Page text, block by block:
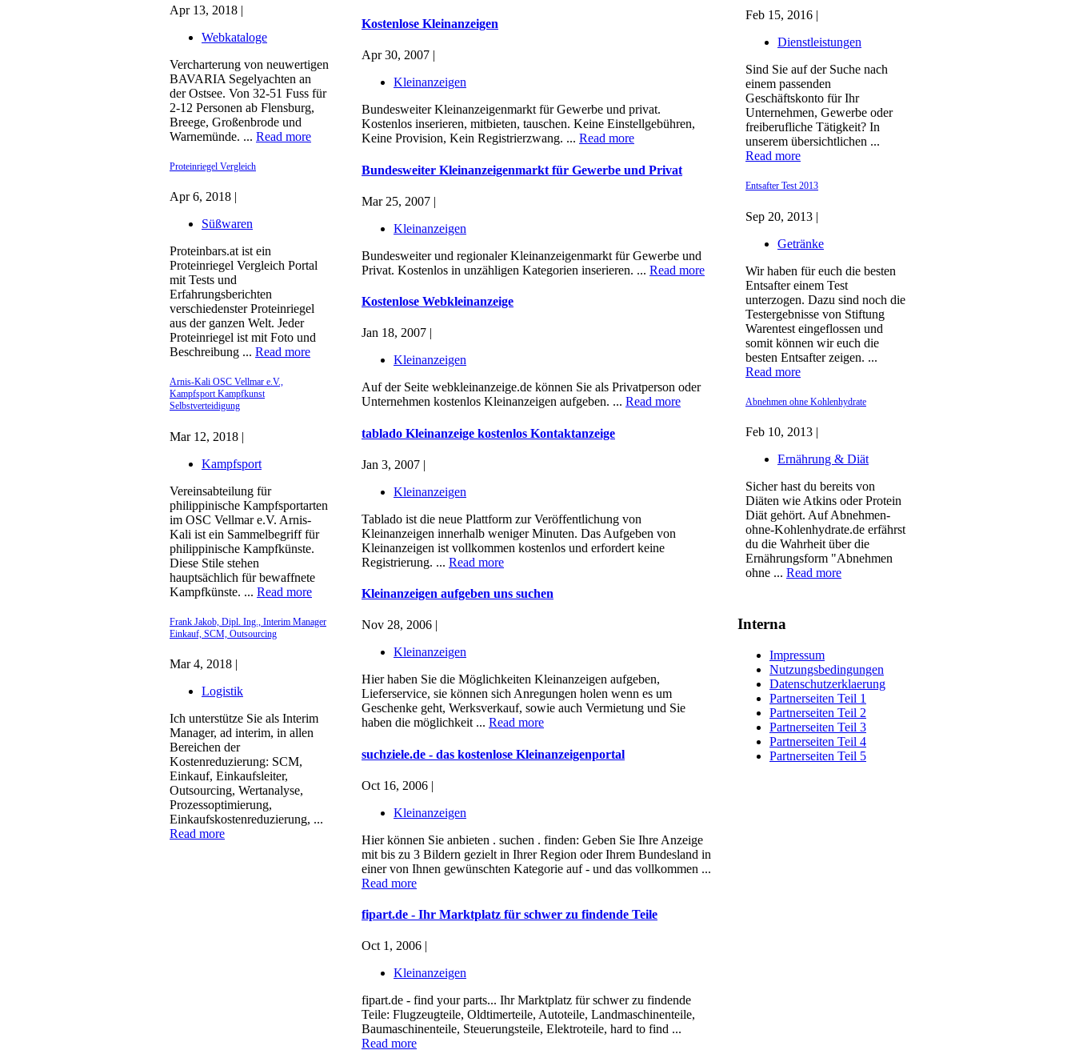
Apr 13, 2018 |
Webkataloge
Vercharterung von neuwertigen
BAVARIA Segelyachten an
der Ostsee. Von 32-51 Fuss für
2-12 Personen ab Flensburg,
Breege, Großenbrode und
Warnemünde. ... Read more
Proteinriegel Vergleich
Apr 6, 2018 |
Süßwaren
Proteinbars.at ist ein
Proteinriegel Vergleich Portal
mit Tests und
Erfahrungsberichten
verschiedenster Proteinriegel
aus der ganzen Welt. Jeder
Proteinriegel ist mit Foto und
Beschreibung ... Read more
Arnis-Kali OSC Vellmar e.V.,
Kampfsport Kampfkunst
Selbstverteidigung
Mar 12, 2018 |
Kampfsport
Vereinsabteilung für
philippinische Kampfsportarten
im OSC Vellmar e.V. Arnis-
Kali ist ein Sammelbegriff für
philippinische Kampfkünste.
Diese Stile stehen
hauptsächlich für bewaffnete
Kampfkünste. ... Read more
Frank Jakob, Dipl. Ing., Interim Manager
Einkauf, SCM, Outsourcing
Mar 4, 2018 |
Logistik
Ich unterstütze Sie als Interim
Manager, ad interim, in allen
Bereichen der
Kostenreduzierung: SCM,
Einkauf, Einkaufsleiter,
Outsourcing, Wertanalyse,
Prozessoptimierung,
Einkaufskostenreduzierung, ...
Read more
Feb 15, 2016 |
Dienstleistungen
Sind Sie auf der Suche nach
einem passenden
Geschäftskonto für Ihr
Unternehmen, Gewerbe oder
freiberufliche Tätigkeit? In
unserem übersichtlichen ...
Read more
Entsafter Test 2013
Sep 20, 2013 |
Getränke
Wir haben für euch die besten
Entsafter einem Test
unterzogen. Dazu sind noch die
Testergebnisse von Stiftung
Warentest eingeflossen und
somit können wir euch die
besten Entsafter zeigen. ...
Read more
Abnehmen ohne Kohlenhydrate
Feb 10, 2013 |
Ernährung & Diät
Sicher hast du bereits von
Diäten wie Atkins oder Protein
Diät gehört. Auf Abnehmen-
ohne-Kohlenhydrate.de erfährst
du die Wahrheit über die
Ernährungsform "Abnehmen
ohne ... Read more
Interna
Impressum
Nutzungsbedingungen
Datenschutzerklaerung
Partnerseiten Teil 1
Partnerseiten Teil 2
Partnerseiten Teil 3
Partnerseiten Teil 4
Partnerseiten Teil 5
Kostenlose Kleinanzeigen
Apr 30, 2007 |
Kleinanzeigen
Bundesweiter Kleinanzeigenmarkt für Gewerbe und privat.
Kostenlos inserieren, mitbieten, tauschen. Keine Einstellgebühren,
Keine Provision, Kein Registrierzwang. ... Read more
Bundesweiter Kleinanzeigenmarkt für Gewerbe und Privat
Mar 25, 2007 |
Kleinanzeigen
Bundesweiter und regionaler Kleinanzeigenmarkt für Gewerbe und
Privat. Kostenlos in unzähligen Kategorien inserieren. ... Read more
Kostenlose Webkleinanzeige
Jan 18, 2007 |
Kleinanzeigen
Auf der Seite webkleinanzeige.de können Sie als Privatperson oder
Unternehmen kostenlos Kleinanzeigen aufgeben. ... Read more
tablado Kleinanzeige kostenlos Kontaktanzeige
Jan 3, 2007 |
Kleinanzeigen
Tablado ist die neue Plattform zur Veröffentlichung von
Kleinanzeigen innerhalb weniger Minuten. Das Aufgeben von
Kleinanzeigen ist vollkommen kostenlos und erfordert keine
Registrierung. ... Read more
Kleinanzeigen aufgeben uns suchen
Nov 28, 2006 |
Kleinanzeigen
Hier haben Sie die Möglichkeiten Kleinanzeigen aufgeben,
Lieferservice, sie können sich Anregungen holen wenn es um
Geschenke geht, Werksverkauf, sowie auch Vermietung und Sie
haben die möglichkeit ... Read more
suchziele.de - das kostenlose Kleinanzeigenportal
Oct 16, 2006 |
Kleinanzeigen
Hier können Sie anbieten . suchen . finden: Geben Sie Ihre Anzeige
mit bis zu 3 Bildern gezielt in Ihrer Region oder Ihrem Bundesland in
einer von Ihnen gewünschten Kategorie auf - und das vollkommen ...
Read more
fipart.de - Ihr Marktplatz für schwer zu findende Teile
Oct 1, 2006 |
Kleinanzeigen
fipart.de - find your parts... Ihr Marktplatz für schwer zu findende
Teile: Flugzeugteile, Oldtimerteile, Autoteile, Landmaschinenteile,
Baumaschinenteile, Steuerungsteile, Elektroteile, hard to find ...
Read more